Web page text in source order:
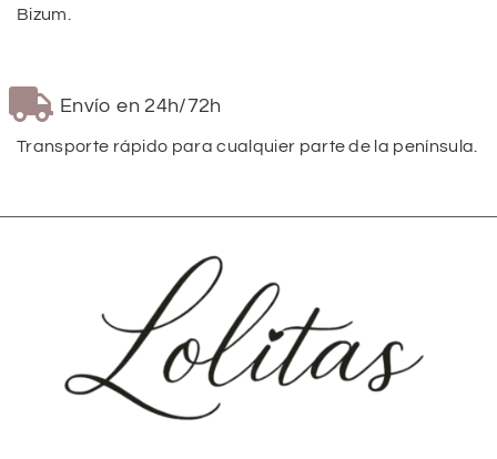
Bizum.
Envío en 24h/72h
Transporte rápido para cualquier parte de la península.